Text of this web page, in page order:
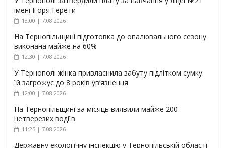
імені Ігоря Герети
13:00 | 7.08.2026
На Тернопільщині підготовка до опалювального сезону
виконана майже на 60%
12:30 | 7.08.2026
У Тернополі жінка привласнила забуту підлітком сумку:
їй загрожує до 8 років ув’язнення
12:00 | 7.08.2026
На Тернопільщині за місяць виявили майже 200
нетверезих водіїв
11:25 | 7.08.2026
Державну екологічну інспекцію у Тернопільській області